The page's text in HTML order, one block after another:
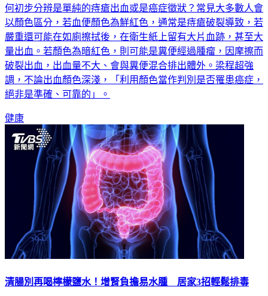
千萬不能輕忽！利用糞便顏色判斷罹癌絕非準確出現血便要如
何初步分辨是單純的痔瘡出血或是癌症徵狀？常見大多數人會
以顏色區分，若血便顏色為鮮紅色，通常是痔瘡破裂導致，若
嚴重還可能在如廁擦拭後，在衛生紙上留有大片血跡，甚至大
量出血。若顏色為暗紅色，則可能是糞便經過腫瘤，因摩擦而
破裂出血，出血量不大、會與糞便混合排出體外。梁程超強
調，不論出血顏色深淺，「利用顏色當作判別是否罹患癌症，
健康